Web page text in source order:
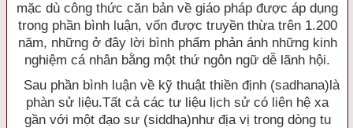
mặc dù công thức căn bản về giáo pháp được áp dụng
trong phần bình luận, vốn được truyền thừa trên 1.200
năm, những ở đây lời bình phẩm phản ánh những kinh
nghiệm cá nhân bằng một thứ ngôn ngữ dễ lãnh hội.
Sau phần bình luận về kỹ thuật thiền định (sadhana)là
phàn sử liệu.Tất cả các tư liệu lịch sử có liên hệ xa
gần với một đạo sư (siddha)như địa vị trong dòng tu